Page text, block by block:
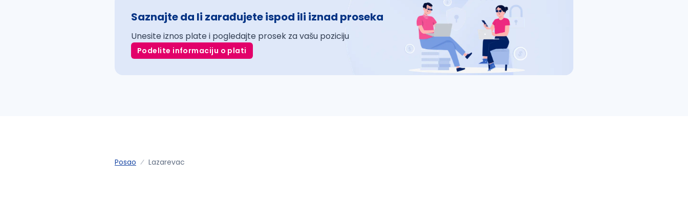
Saznajte da li zarađujete ispod ili iznad proseka
Unesite iznos plate i pogledajte prosek za vašu poziciju
Podelite informaciju o plati
Posao Lazarevac